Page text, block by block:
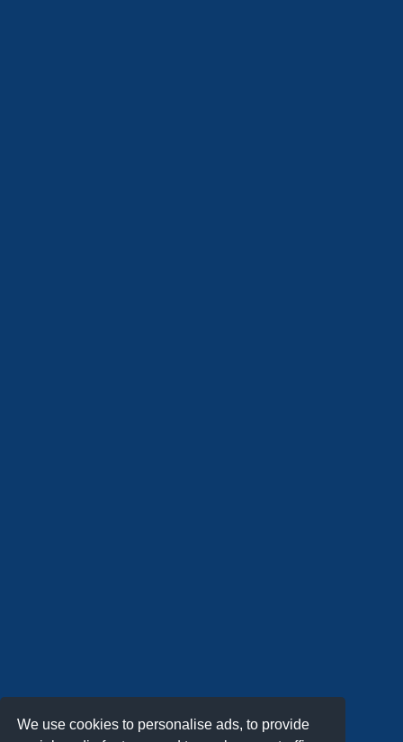
We use cookies to personalise ads, to provide